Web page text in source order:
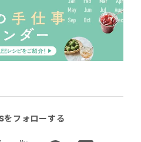
をフォローする